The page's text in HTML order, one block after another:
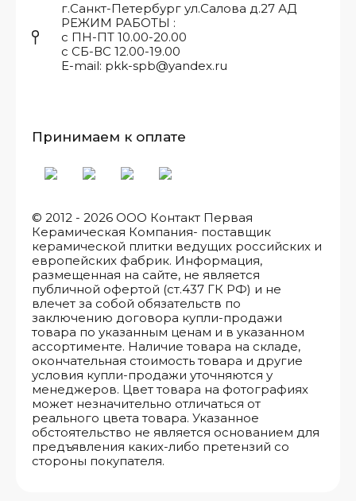
© 2012 - 2026 ООО Контакт Первая
Керамическая Компания- поставщик
керамической плитки ведущих российских и
европейских фабрик. Информация,
размещенная на сайте, не является
публичной офертой (ст.437 ГК РФ) и не
влечет за собой обязательств по
заключению договора купли-продажи
товара по указанным ценам и в указанном
ассортименте. Наличие товара на складе,
окончательная стоимость товара и другие
условия купли-продажи уточняются у
менеджеров. Цвет товара на фотографиях
может незначительно отличаться от
реального цвета товара. Указанное
обстоятельство не является основанием для
предъявления каких-либо претензий со
стороны покупателя.
г.Санкт-Петербург ул.Салова д.27 АД
РЕЖИМ РАБОТЫ :
с ПН-ПТ 10.00-20.00
с СБ-ВС 12.00-19.00
E-mail: pkk-spb@yandex.ru
Принимаем к оплате